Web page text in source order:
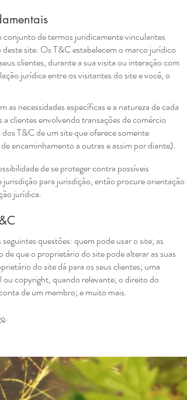
de termos juridicamente vinculantes
site. Os T&C estabelecem o marco jurídico
clientes, durante a sua visita ou interação com
jurídica entre os visitantes do site e você, o
necessidades específicas e a natureza de cada
clientes envolvendo transações de comércio
T&C de um site que oferece somente
encaminhamento a outras e assim por diante).
de se proteger contra possíveis
para jurisdição, então procure orientação
jurídica.
questões: quem pode usar o site; as
que o proprietário do site pode alterar as suas
do site dá para os seus clientes; uma
copyright, quando relevante; o direito do
de um membro; e muito mais.
.